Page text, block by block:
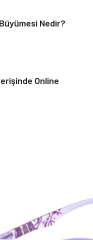
Malzemeleri
Nedir?
Online